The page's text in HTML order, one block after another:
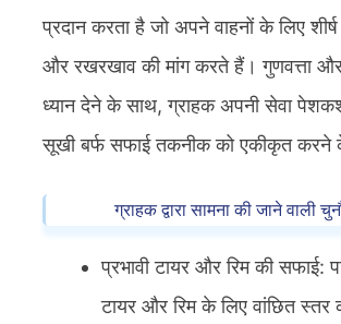
प्रदान करता है जो अपने वाहनों के लिए
और रखरखाव की मांग करते हैं। गुणवत्ता और
ध्यान देने के साथ, ग्राहक अपनी सेवा
सूखी बर्फ सफाई तकनीक को एकीकृत
ग्राहक द्वारा सामना की जाने वाली
प्रभावी टायर और रिम की सफाई:
टायर और रिम के लिए वांछित स्तर